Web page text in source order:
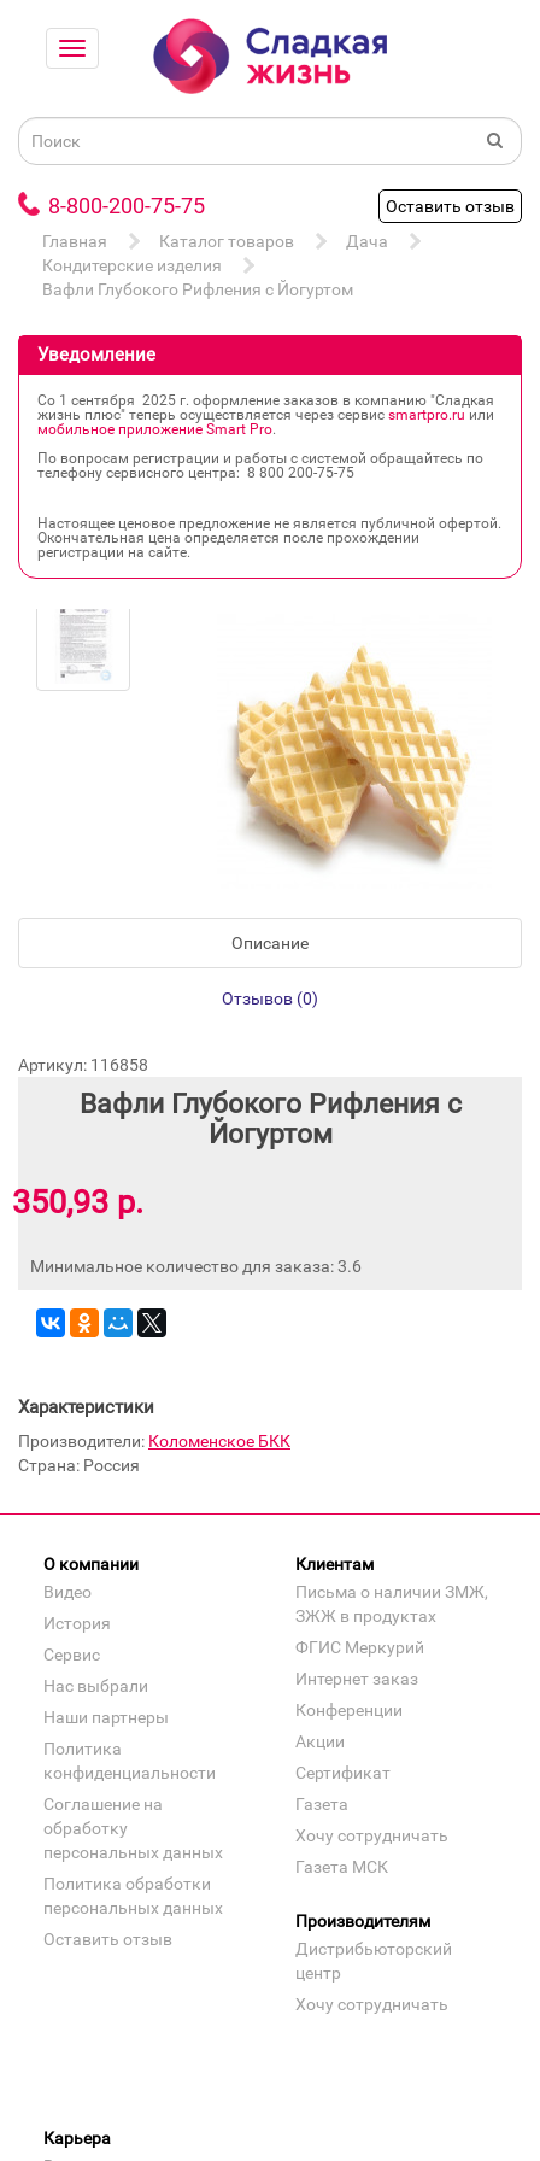
8-800-200-75-75
Оставить отзыв
Главная
Каталог товаров
Дача
Кондитерские изделия
Вафли Глубокого Рифления с Йогуртом
Уведомление
Со 1 сентября 2025 г. оформление заказов в компанию "Сладкая
жизнь плюс" теперь осуществляется через сервис smartpro.ru или
мобильное приложение Smart Pro.
По вопросам регистрации и работы с системой обращайтесь по
телефону сервисного центра: 8 800 200‐75‐75
Настоящее ценовое предложение не является публичной офертой.
Окончательная цена определяется после прохождении
регистрации на сайте.
Описание
Отзывов (0)
Артикул: 116858
Вафли Глубокого Рифления с
Йогуртом
350,93 р.
Минимальное количество для заказа: 3.6
Характеристики
Производители: Коломенское БКК
Страна: Россия
О компании
Видео
История
Сервис
Нас выбрали
Наши партнеры
Политика
конфиденциальности
Соглашение на
обработку
персональных данных
Политика обработки
персональных данных
Оставить отзыв
Клиентам
Письма о наличии ЗМЖ,
ЗЖЖ в продуктах
ФГИС Меркурий
Интернет заказ
Конференции
Акции
Сертификат
Газета
Хочу сотрудничать
Газета МСК
Производителям
Дистрибьюторский
центр
Хочу сотрудничать
Карьера